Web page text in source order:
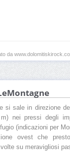
da
si sale in direzione
m) nei pressi degli
(indicazioni per
ovest che
su meravigliosi